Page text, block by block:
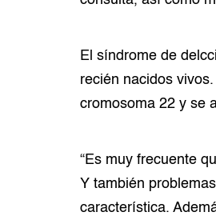
El síndrome de
recién nacidos
cromosoma 22 y se
“Es muy frecuente
Y también
característica.